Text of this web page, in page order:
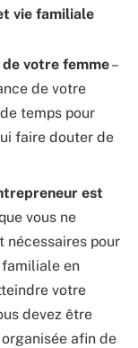
vie familiale
votre femme–
de votre
temps pour
faire douter de
est
vous ne
nécessaires pour
en
votre
devez être
afin de